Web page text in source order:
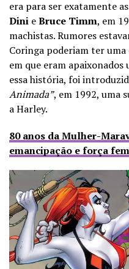
era para ser exatamente
Dini eBruce Timm, em
machistas. Rumores
Coringa poderiam ter
em que eram
essa história, foi
Animada”, em 1992, uma
a Harley.
80 anos da Mulher-
emancipação e força